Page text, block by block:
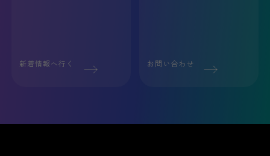
新着情報へ行く お問い合わせ